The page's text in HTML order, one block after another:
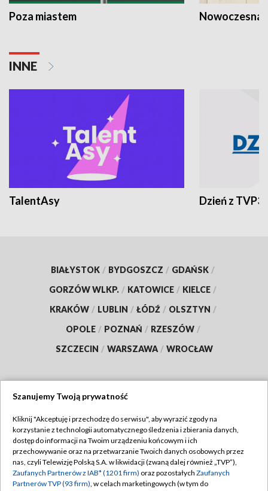
Poza miastem Nowoczesna
INNE
TalentAsy Dzień z TVP3
BIAŁYSTOK / BYDGOSZCZ / GDAŃSK /
GORZÓW WLKP. / KATOWICE / KIELCE /
KRAKÓW / LUBLIN / ŁÓDŹ / OLSZTYN /
OPOLE / POZNAŃ / RZESZÓW /
SZCZECIN / WARSZAWA / WROCŁAW
TVP
Abonament TVP
Emisja w TVP
Regulamin TVP
Polityka prywatności
Szanujemy Twoją prywatność
Kliknij "Akceptuję i przechodzę do serwisu", aby wyrazić zgody na
korzystanie z technologii automatycznego śledzenia i zbierania danych,
dostęp do informacji na Twoim urządzeniu końcowym i ich
przechowywanie oraz na przetwarzanie Twoich danych osobowych przez
nas, czyli Telewizję Polską S.A. w likwidacji (zwaną dalej również „TVP”),
Zaufanych Partnerów z IAB* (1201 firm) oraz pozostałych Zaufanych
Partnerów TVP (93 firm), w celach marketingowych (w tym do